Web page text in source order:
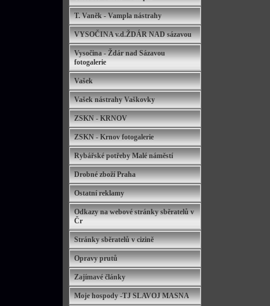
T. Vaněk - Vampla nástrahy
VYSOČINA v.d.ŽDÁR NAD sázavou
Vysočina - Ždár nad Sázavou
fotogalerie
Vašek
Vašek nástrahy Vaškovky
ZSKN - KRNOV
ZSKN - Krnov fotogalerie
Rybářské potřeby Malé náměstí
Drobné zboží Praha
Ostatní reklamy
Odkazy na webové stránky sběratelů v
Čr
Stránky sběratelů v cizině
Opravy prutů
Zajímavé články
Moje hospody -TJ SLAVOJ MASNA